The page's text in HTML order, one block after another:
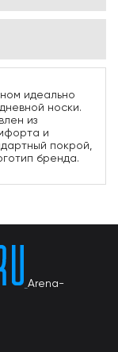
идеально
носки.
из
и
покрой,
бренда.
Arena-